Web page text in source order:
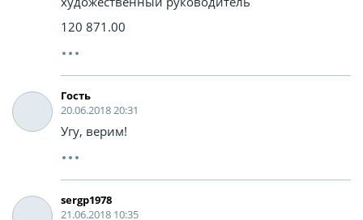
120 871.00
Гость
20.06.2018 20:31
Угу, верим!
sergp1978
21.06.2018 10:35